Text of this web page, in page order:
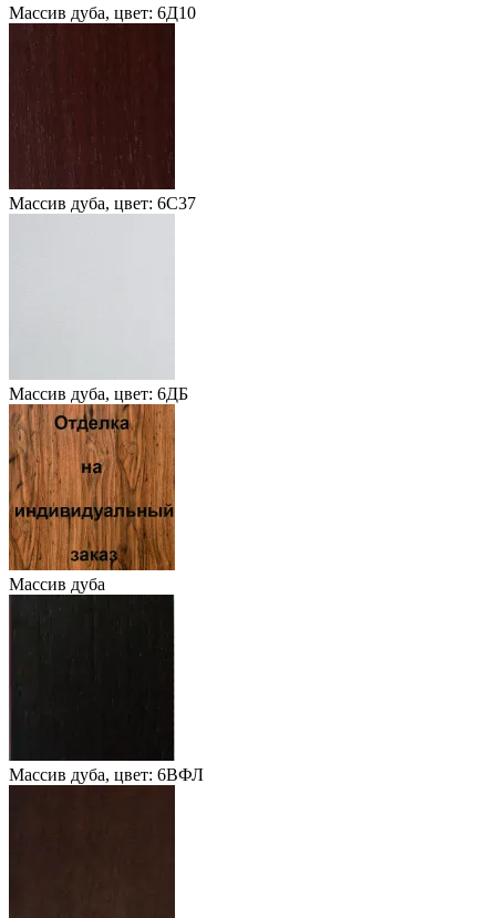
Массив дуба, цвет: 6Д10
Массив дуба, цвет: 6С37
Массив дуба, цвет: 6ДБ
Массив дуба
Массив дуба, цвет: 6ВФЛ